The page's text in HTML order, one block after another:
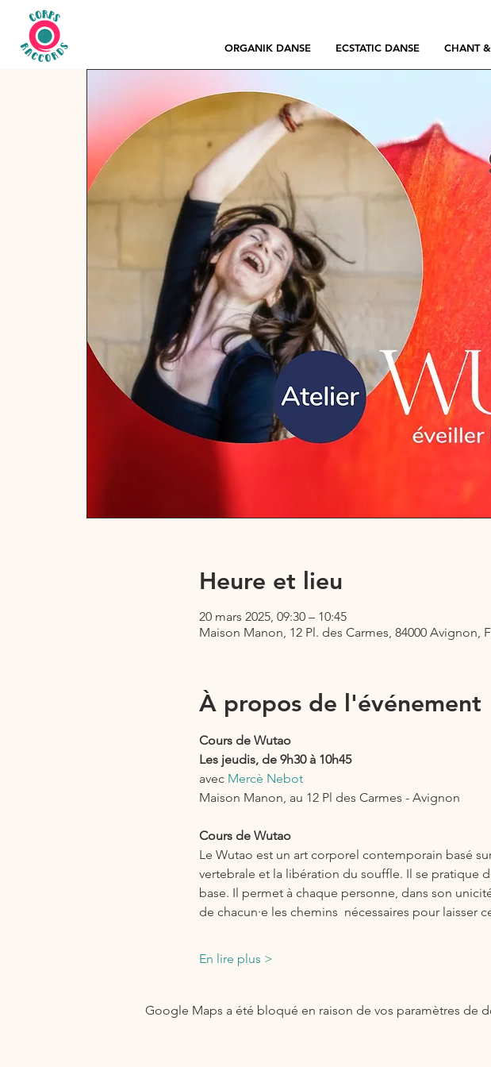
ORGANIK DANSE ECSTATIC DANSE CHANT
Heure et lieu
20 mars 2025, 09:30 – 10:45
Maison Manon, 12 Pl. des Carmes, 84000 Avignon,
À propos de l'événement
Cours de Wutao
Les jeudis, de 9h30 à 10h45
avec Mercè Nebot
Maison Manon, au 12 Pl des Carmes - Avignon
Cours de Wutao
Le Wutao est un art corporel contemporain basé
vertebrale et la libération du souffle. Il se pratique
base. Il permet à chaque personne, dans son
de chacun·e les chemins  nécessaires pour laisser
En lire plus >
Google Maps a été bloqué en raison de vos paramètres de